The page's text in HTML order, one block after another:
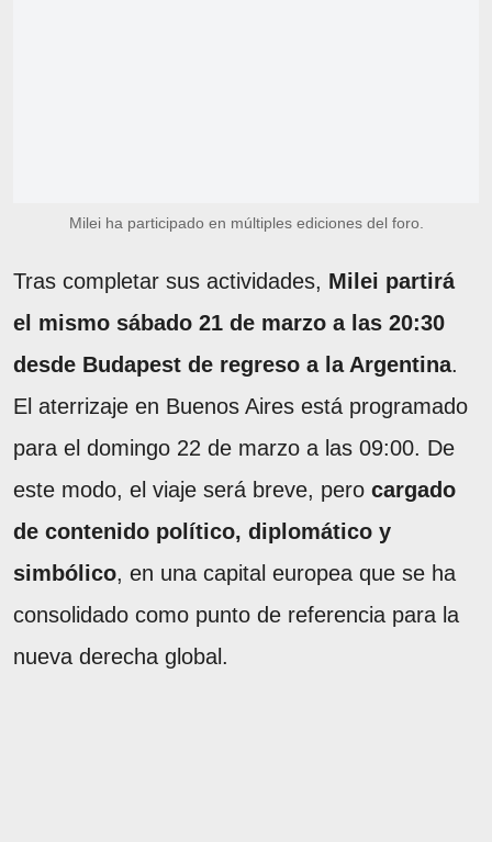
Milei ha participado en múltiples ediciones del foro.
Tras completar sus actividades, Milei partirá
el mismo sábado 21 de marzo a las 20:30
desde Budapest de regreso a la Argentina.
El aterrizaje en Buenos Aires está programado
para el domingo 22 de marzo a las 09:00. De
este modo, el viaje será breve, pero cargado
de contenido político, diplomático y
simbólico, en una capital europea que se ha
consolidado como punto de referencia para la
nueva derecha global.